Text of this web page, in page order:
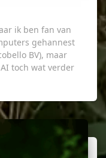
ik ben fan van
gehannest
BV), maar
toch wat verder